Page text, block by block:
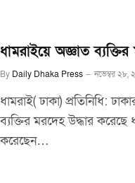
ধামরাইয়ে অজ্ঞাত
By Daily Dhaka Press নভেম্বর ২৮,
ধামরাই( ঢাকা) প্রতিনিধি:
ব্যক্তির মরদেহ উদ্ধার করেছে
করেছেন…